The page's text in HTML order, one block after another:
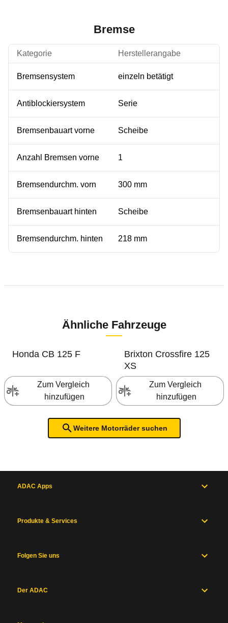
Bremse
Kategorie Herstellerangabe
Bremsensystem einzeln betätigt
Antiblockiersystem Serie
Bremsenbauart vorne Scheibe
Anzahl Bremsen vorne 1
Bremsendurchm. vorn 300 mm
Bremsenbauart hinten Scheibe
Bremsendurchm. hinten 218 mm
Ähnliche Fahrzeuge
Honda CB 125 F
Zum Vergleich
hinzufügen
Brixton Crossfire 125
XS
Zum Vergleich
hinzufügen
Weitere Motorräder suchen
ADAC Apps
Produkte & Services
Folgen Sie uns
Der ADAC